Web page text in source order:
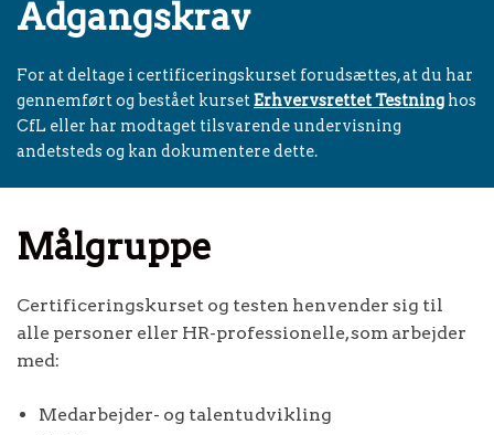
Adgangskrav
For at deltage i certificeringskurset forudsættes, at du har
gennemført og bestået kurset Erhvervsrettet Testning hos
CfL eller har modtaget tilsvarende undervisning
andetsteds og kan dokumentere dette.
Målgruppe
Certificeringskurset og testen henvender sig til
alle personer eller HR-professionelle, som arbejder
med:
Medarbejder- og talentudvikling